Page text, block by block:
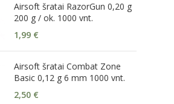
Airsoft šratai RazorGun 0,20 g
200 g / ok. 1000 vnt.
1,99 €
Airsoft šratai Combat Zone
Basic 0,12 g 6 mm 1000 vnt.
2,50 €